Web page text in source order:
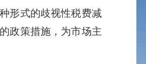
形式的歧视性税费减
政策措施，为市场主